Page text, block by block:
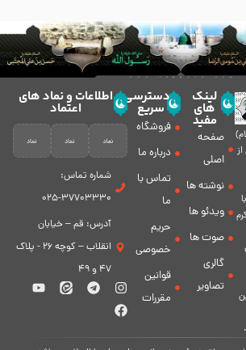
لینک
های
مفید
صفحه
اصلی
نوشته ها
ویدئو ها
صوت ها
گالری
تصاویر
دسترسی
سریع
فروشگاه
درباره ما
تماس با
ما
حریم
خصوصی
قوانین
مقررات
اطلاعات و نماد های
اعتماد
شماره تماس:
37703330-025
آدرس: قم – خیابان
انقلاب – کوچه 26 - پلاک
47 و 49